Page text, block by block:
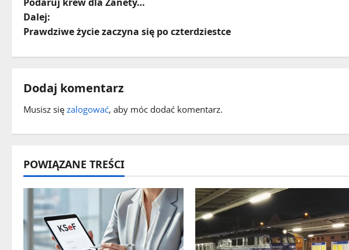
o
b
a
c
z
w
p
i
s
y
Dalej:
Prawdziwe życie zaczyna się po czterdziestce
Dodaj komentarz
Musisz się zalogować, aby móc dodać komentarz.
POWIĄZANE TREŚCI